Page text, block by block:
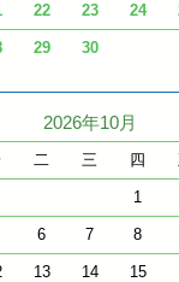
22 23 24
29 30
2026年10月
二 三 四
1
6 7 8
13 14 15